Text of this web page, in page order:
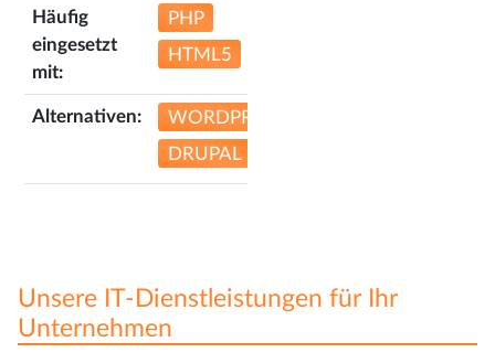
Häufig
eingesetzt
mit:
PHP
HTML5
Alternativen:
WORDPRESS
DRUPAL
Unsere IT-Dienstleistungen für Ihr
Unternehmen